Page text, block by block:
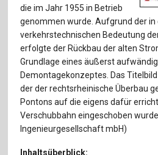
die im Jahr 1955 in Betrieb
genommen wurde. Aufgrund der in
verkehrstechnischen Bedeutung
erfolgte der Rückbau der alten
Grundlage eines äußerst
Demontagekonzeptes. Das
der der rechtsrheinische Überbau
Pontons auf die eigens dafür
Verschubbahn eingeschoben
Ingenieurgesellschaft mbH)
Inhaltsüberblick: